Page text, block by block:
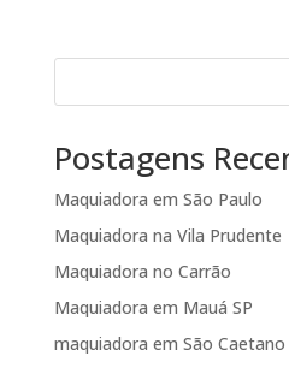
Postagens
Maquiadora em São Paulo
Maquiadora na Vila Prudente
Maquiadora no Carrão
Maquiadora em Mauá SP
maquiadora em São Caetano